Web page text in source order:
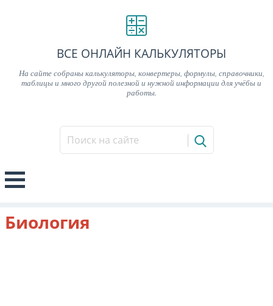
ВСЕ ОНЛАЙН КАЛЬКУЛЯТОРЫ
На сайте собраны калькуляторы, конвертеры, формулы, справочники,
таблицы и много другой полезной и нужной информации для учёбы и
работы.
Биология